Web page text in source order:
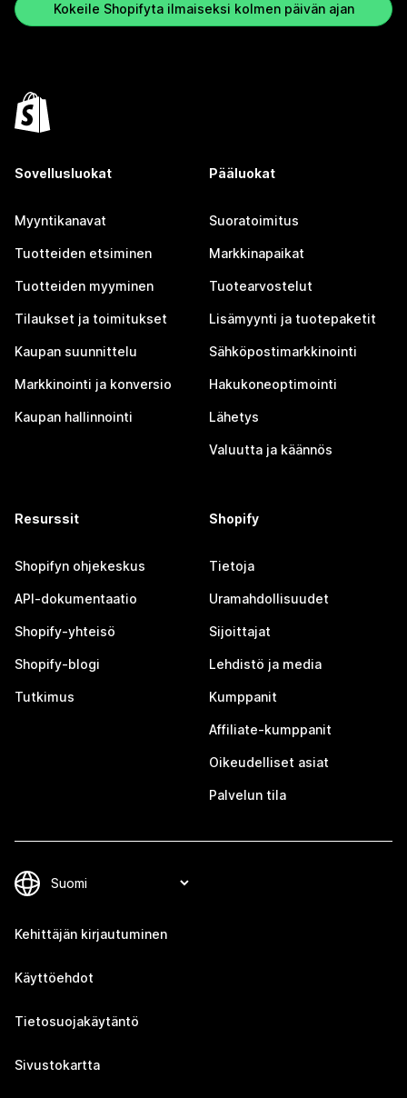
Kokeile Shopifyta ilmaiseksi kolmen päivän ajan
Sovellusluokat
Myyntikanavat
Tuotteiden etsiminen
Tuotteiden myyminen
Tilaukset ja toimitukset
Kaupan suunnittelu
Markkinointi ja konversio
Kaupan hallinnointi
Pääluokat
Suoratoimitus
Markkinapaikat
Tuotearvostelut
Lisämyynti ja tuotepaketit
Sähköpostimarkkinointi
Hakukoneoptimointi
Lähetys
Valuutta ja käännös
Resurssit
Shopifyn ohjekeskus
API-dokumentaatio
Shopify-yhteisö
Shopify-blogi
Tutkimus
Shopify
Tietoja
Uramahdollisuudet
Sijoittajat
Lehdistö ja media
Kumppanit
Affiliate-kumppanit
Oikeudelliset asiat
Palvelun tila
Kehittäjän kirjautuminen
Käyttöehdot
Tietosuojakäytäntö
Sivustokartta